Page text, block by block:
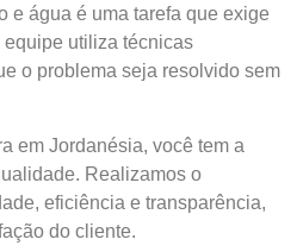
e água é uma tarefa que exige
utiliza técnicas
o problema seja resolvido sem
em Jordanésia, você tem a
Realizamos o
eficiência e transparência,
do cliente.